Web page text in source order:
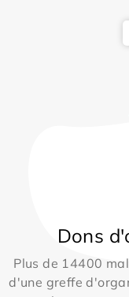
Dons
Plus de 14400
d'une greffe